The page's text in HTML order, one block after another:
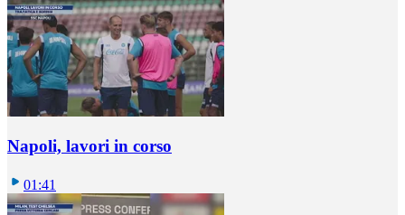
Napoli, lavori in corso
01:41